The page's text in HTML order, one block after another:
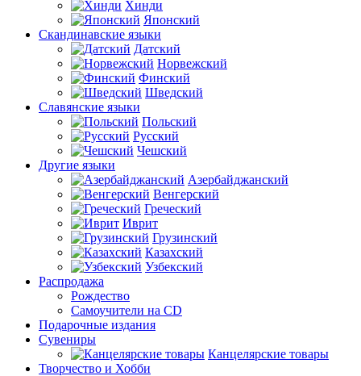
Хинди
Японский
Скандинавские языки
Датский
Норвежский
Финский
Шведский
Славянские языки
Польский
Русский
Чешский
Другие языки
Азербайджанский
Венгерский
Греческий
Иврит
Грузинский
Казахский
Узбекский
Распродажа
Рождество
Самоучители на CD
Подарочные издания
Сувениры
Канцелярские товары
Творчество и Хобби